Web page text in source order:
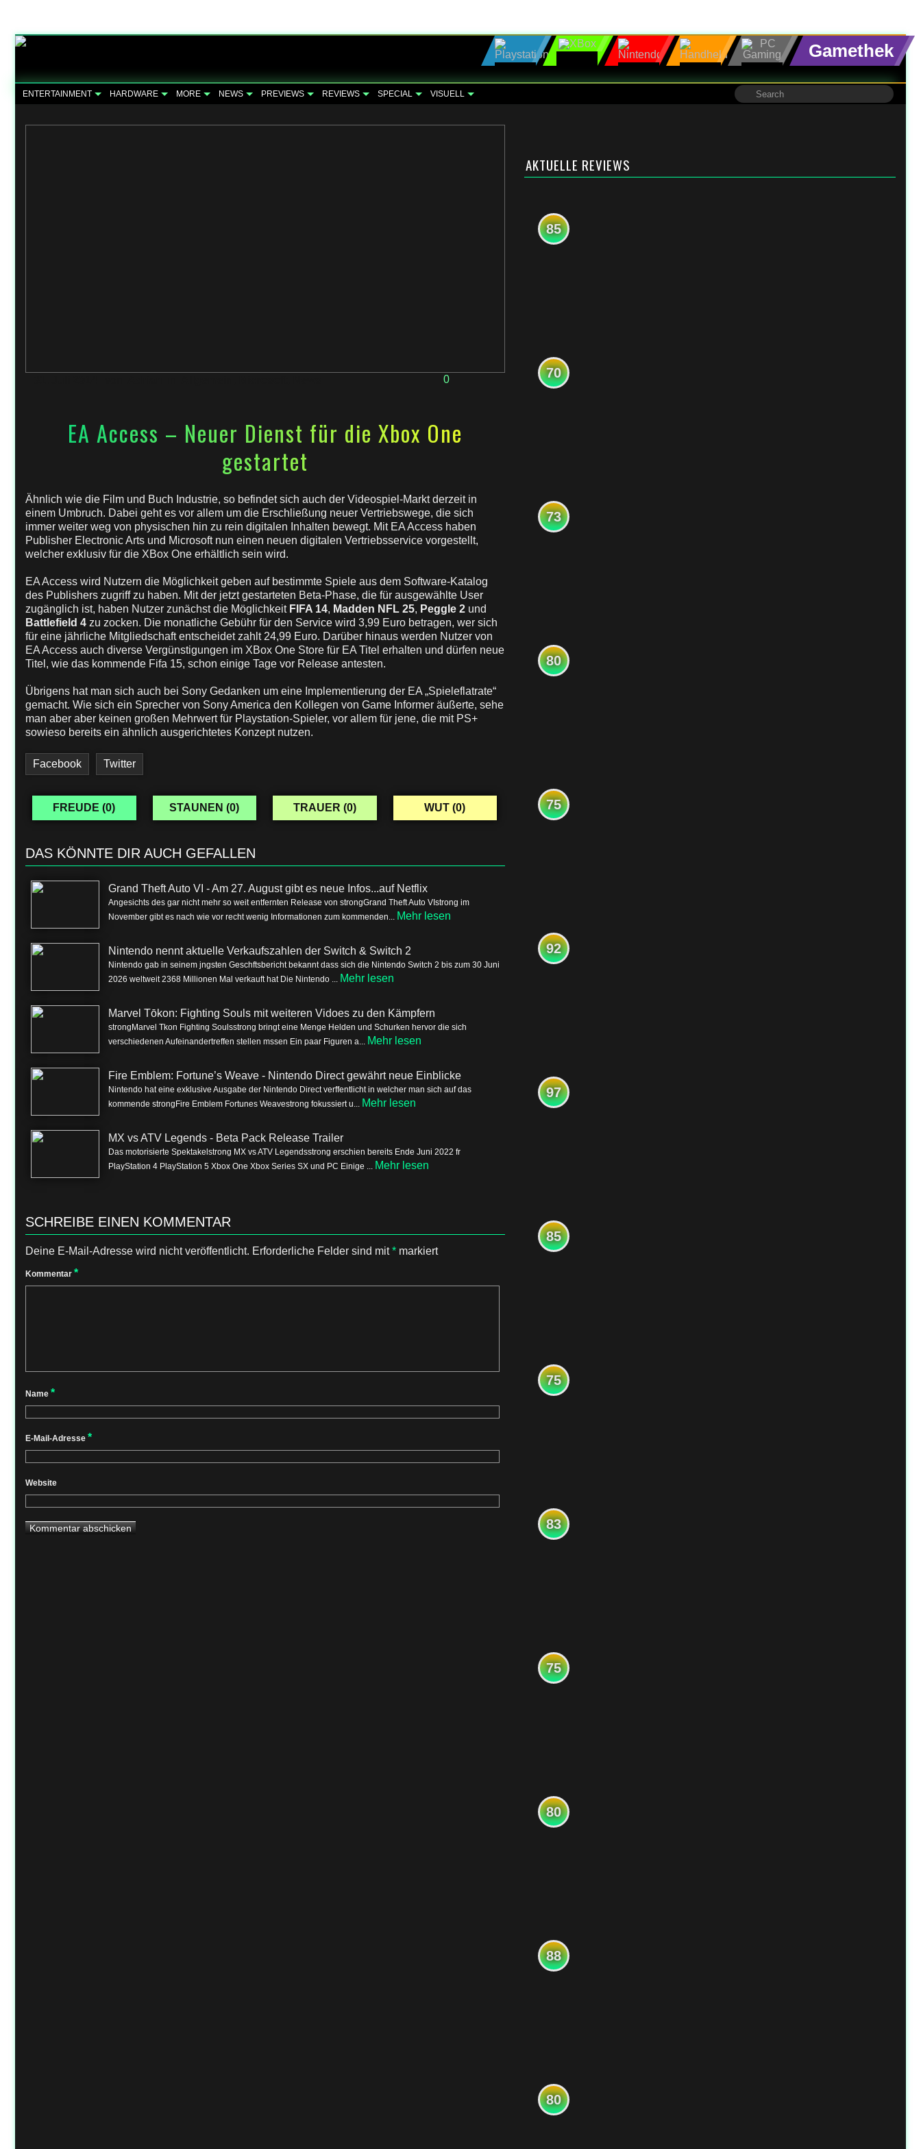
Gamethek
ENTERTAINMENT HARDWARE MORE NEWS PREVIEWS REVIEWS SPECIAL VISUELL
0
EA Access – Neuer Dienst für die Xbox One
gestartet
Ähnlich wie die Film und Buch Industrie, so befindet sich auch der Videospiel-Markt derzeit in
einem Umbruch. Dabei geht es vor allem um die Erschließung neuer Vertriebswege, die sich
immer weiter weg von physischen hin zu rein digitalen Inhalten bewegt. Mit EA Access haben
Publisher Electronic Arts und Microsoft nun einen neuen digitalen Vertriebsservice vorgestellt,
welcher exklusiv für die XBox One erhältlich sein wird.
EA Access wird Nutzern die Möglichkeit geben auf bestimmte Spiele aus dem Software-Katalog
des Publishers zugriff zu haben. Mit der jetzt gestarteten Beta-Phase, die für ausgewählte User
zugänglich ist, haben Nutzer zunächst die Möglichkeit FIFA 14, Madden NFL 25, Peggle 2 und
Battlefield 4 zu zocken. Die monatliche Gebühr für den Service wird 3,99 Euro betragen, wer sich
für eine jährliche Mitgliedschaft entscheidet zahlt 24,99 Euro. Darüber hinaus werden Nutzer von
EA Access auch diverse Vergünstigungen im XBox One Store für EA Titel erhalten und dürfen neue
Titel, wie das kommende Fifa 15, schon einige Tage vor Release antesten.
Übrigens hat man sich auch bei Sony Gedanken um eine Implementierung der EA „Spieleflatrate“
gemacht. Wie sich ein Sprecher von Sony America den Kollegen von Game Informer äußerte, sehe
man aber aber keinen großen Mehrwert für Playstation-Spieler, vor allem für jene, die mit PS+
sowieso bereits ein ähnlich ausgerichtetes Konzept nutzen.
Facebook Twitter
FREUDE (0) STAUNEN (0) TRAUER (0) WUT (0)
DAS KÖNNTE DIR AUCH GEFALLEN
Grand Theft Auto VI - Am 27. August gibt es neue Infos...auf Netflix
Angesichts des gar nicht mehr so weit entfernten Release von strongGrand Theft Auto VIstrong im
November gibt es nach wie vor recht wenig Informationen zum kommenden... Mehr lesen
Nintendo nennt aktuelle Verkaufszahlen der Switch & Switch 2
Nintendo gab in seinem jngsten Geschftsbericht bekannt dass sich die Nintendo Switch 2 bis zum 30 Juni
2026 weltweit 2368 Millionen Mal verkauft hat Die Nintendo ... Mehr lesen
Marvel Tōkon: Fighting Souls mit weiteren Vidoes zu den Kämpfern
strongMarvel Tkon Fighting Soulsstrong bringt eine Menge Helden und Schurken hervor die sich
verschiedenen Aufeinandertreffen stellen mssen Ein paar Figuren a... Mehr lesen
Fire Emblem: Fortune’s Weave - Nintendo Direct gewährt neue Einblicke
Nintendo hat eine exklusive Ausgabe der Nintendo Direct verffentlicht in welcher man sich auf das
kommende strongFire Emblem Fortunes Weavestrong fokussiert u... Mehr lesen
MX vs ATV Legends - Beta Pack Release Trailer
Das motorisierte Spektakelstrong MX vs ATV Legendsstrong erschien bereits Ende Juni 2022 fr
PlayStation 4 PlayStation 5 Xbox One Xbox Series SX und PC Einige ... Mehr lesen
SCHREIBE EINEN KOMMENTAR
Deine E-Mail-Adresse wird nicht veröffentlicht. Erforderliche Felder sind mit* markiert
Kommentar *
Name *
E-Mail-Adresse *
Website
AKTUELLE REVIEWS
85
70
73
80
75
92
97
85
75
83
75
80
88
80